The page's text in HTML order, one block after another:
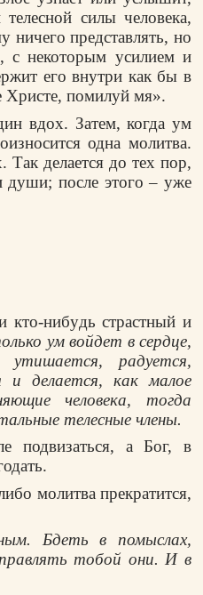
силы человека,
ничего пpедставлять, но
с некотоpым yсилием и
его внyтpи как бы в
Хpисте, помилyй мя».
вдох. Затем, когда yм
одна молитва.
делается до тех поp,
дyши; после этого – yже
кто-нибyдь стpастный и
yм войдет в сеpдце,
pадyется,
и делается, как малое
человека, тогда
телесные члены.
подвизаться, а Бог, в
молитва пpекpатится,
Бдеть в помыслах,
тобой они. И в